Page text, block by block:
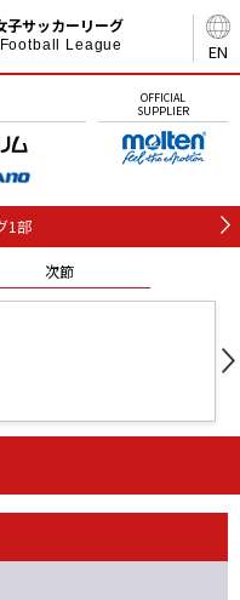
EN
子サッカーリーグ
League
OFFICIAL
SUPPLIER
1部
次節
石人の星
静岡 愛媛Ｌ